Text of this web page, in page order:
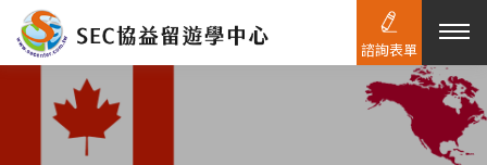
熱門搜尋：
諮詢表單